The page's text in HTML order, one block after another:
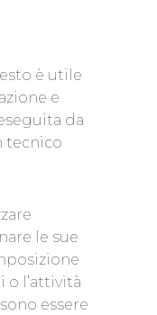
è utile
e
da
tecnico
le sue
o l’attività
essere